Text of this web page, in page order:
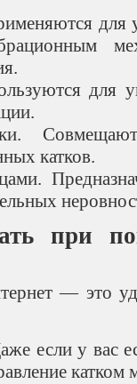
для
для
катков.
при
— это
если у вас